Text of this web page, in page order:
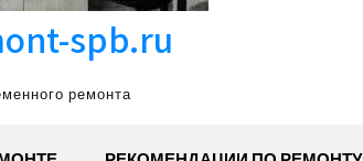
spb.ru
ремонта